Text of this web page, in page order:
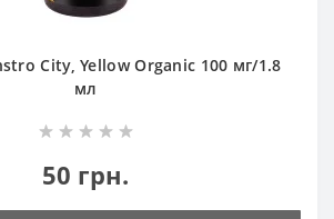
City, Yellow Organic 100 мг/1.8
мл
50 грн.